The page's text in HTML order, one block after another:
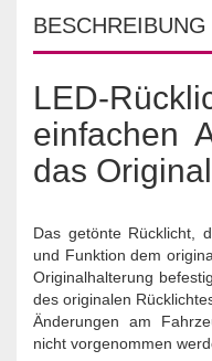
BESCHREIBUNG
LED-
einfachen
das
Das getönte Rücklicht,
und Funktion dem
Originalhalterung
des originalen
Änderungen am
nicht vorgenommen